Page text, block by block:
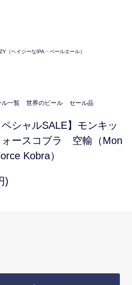
（ヘイジーなIPA・ペールエール）
ル一覧 世界のビール セール品
シャルSALE】モンキッ
ースコブラ 空輸（Mon
Kobra）
)